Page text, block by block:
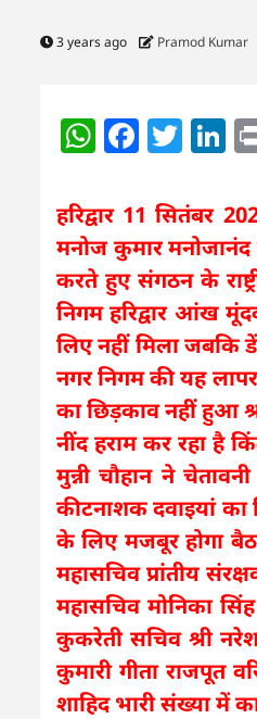
3 years ago Pramod Kumar
हरिद्वार 11 सितंबर
मनोज कुमार
करते हुए संगठन के
निगम हरिद्वार आंख
लिए नहीं मिला जबकि
नगर निगम की यह
का छिड़काव नहीं हुआ
नींद हराम कर रहा है
मुन्नी चौहान ने
कीटनाशक दवाइयां
के लिए मजबूर होगा
महासचिव प्रांतीय
महासचिव मोनिका
कुकरेती सचिव श्री
कुमारी गीता राजपूत
शाहिद भारी संख्या में